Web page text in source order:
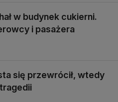
w budynek cukierni.
i pasażera
się przewrócił, wtedy